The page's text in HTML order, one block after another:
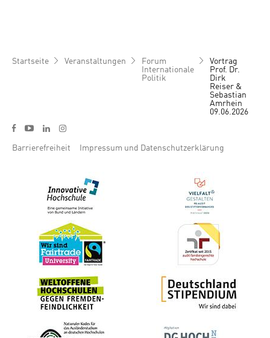
Pfadnavigation
Startseite Veranstaltungen
Forum
Internationale
Politik
Vortrag
Prof. Dr.
Dirk
Reiser &
Sebastian
Amrhein
09.06.2026
Social media menu
f y l i
Footer menu
Barrierefreiheit Impressum und Datenschutzerklärung